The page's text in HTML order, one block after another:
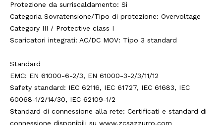
Protezione da surriscaldamento: Sì
Categoria Sovratensione/Tipo di protezione: Overvoltage
Category III / Protective class I
Scaricatori integrati: AC/DC MOV: Tipo 3 standard
Standard
EMC: EN 61000-6-2/3, EN 61000-3-2/3/11/12
Safety standard: IEC 62116, IEC 61727, IEC 61683, IEC
60068-1/2/14/30, IEC 62109-1/2
Standard di connessione alla rete: Certificati e standard di
connessione disponibili su www.zcsazzurro.com